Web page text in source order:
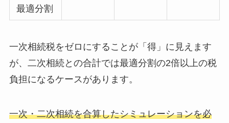
最適分割
一次相続税をゼロにすることが「得」に見えます
が、二次相続との合計では最適分割の2倍以上の税
負担になるケースがあります。
一次・二次相続を合算したシミュレーションを必